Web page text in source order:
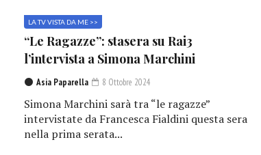
LA TV VISTA DA ME >>
“Le Ragazze”: stasera su Rai3
l’intervista a Simona Marchini
Asia Paparella 8 Ottobre 2024
Simona Marchini sarà tra “le ragazze”
intervistate da Francesca Fialdini questa sera
nella prima serata...